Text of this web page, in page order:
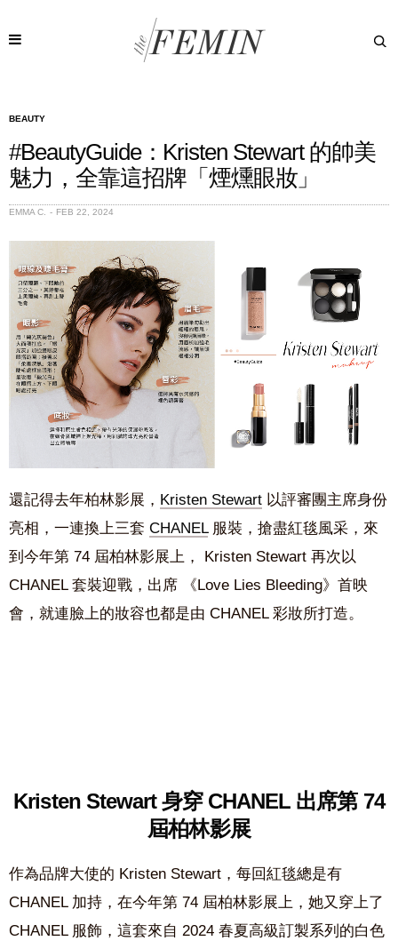
BEAUTY
#BeautyGuide：Kristen Stewart 的帥美
魅力，全靠這招牌「煙燻眼妝」
EMMA C. FEB 22, 2024
還記得去年柏林影展， Kristen Stewart 以評審團主席身份
亮相，一連換上三套 CHANEL服裝，搶盡紅毯風采，來
到今年第 74 屆柏林影展上， Kristen Stewart 再次以
CHANEL 套裝迎戰，出席 《Love Lies Bleeding》首映
會，就連臉上的妝容也都是由 CHANEL 彩妝所打造。
Kristen Stewart 身穿 CHANEL 出席第 74
屆柏林影展
作為品牌大使的 Kristen Stewart，每回紅毯總是有
CHANEL 加持，在今年第 74 屆柏林影展上，她又穿上了
CHANEL 服飾，這套來自 2024 春夏高級訂製系列的白色